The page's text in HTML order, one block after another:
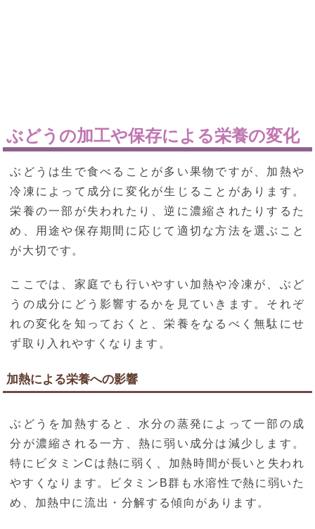
ぶどうの加工や保存による栄養の変化
ぶどうは生で食べることが多い果物ですが、加熱や
冷凍によって成分に変化が生じることがあります。
栄養の一部が失われたり、逆に濃縮されたりするた
め、用途や保存期間に応じて適切な方法を選ぶこと
が大切です。
ここでは、家庭でも行いやすい加熱や冷凍が、ぶど
うの成分にどう影響するかを見ていきます。それぞ
れの変化を知っておくと、栄養をなるべく無駄にせ
ず取り入れやすくなります。
加熱による栄養への影響
ぶどうを加熱すると、水分の蒸発によって一部の成
分が濃縮される一方、熱に弱い成分は減少します。
特にビタミンCは熱に弱く、加熱時間が長いと失われ
やすくなります。ビタミンB群も水溶性で熱に弱いた
め、加熱中に流出・分解する傾向があります。